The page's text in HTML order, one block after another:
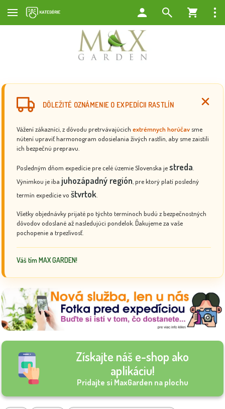
DÔLEŽITÉ OZNÁMENIE O EXPEDÍCII RASTLÍN
Vážení zákazníci, z dôvodu pretrvávajúcich extrémnych horúčav sme
nútení upraviť harmonogram odosielania živých rastlín, aby sme zaistili
ich bezpečnú prepravu.
Posledným dňom expedície pre celé územie Slovenska jestreda
Výnimkou je iba juhozápadný región , pre ktorý platí posledný
termín expedície vo štvrtok
Všetky objednávky prijaté po týchto termínoch budú z bezpečnostných
dôvodov odoslané až nasledujúci pondelok. Ďakujeme za vaše
pochopenie a trpezlivosť.
Váš tím MAX GARDEN!
Získajte náš e-shop ako
aplikáciu!
Pridajte si MaxGarden na plochu